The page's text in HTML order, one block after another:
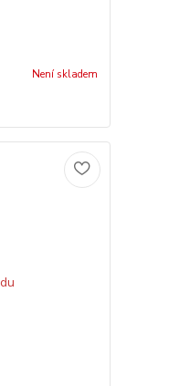
Není skladem